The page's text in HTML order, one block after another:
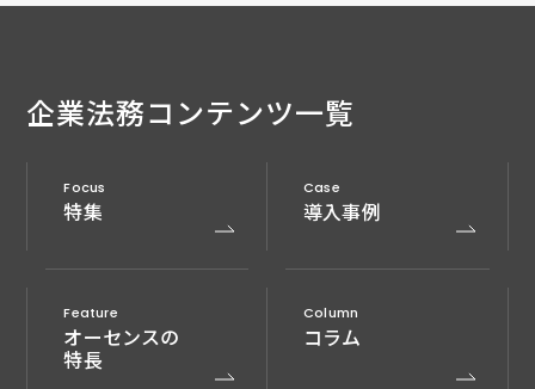
企業法務コンテンツ一覧
Focus
特集
Case
導入事例
Feature
オーセンスの
特長
Column
コラム